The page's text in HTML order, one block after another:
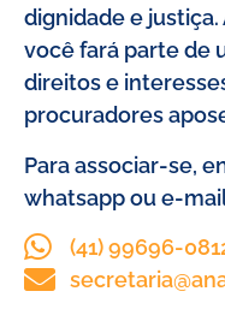
dignidade e justiça.
você fará parte de
direitos e
procuradores
Para associar-se,
whatsapp ou e-
(41) 99696-